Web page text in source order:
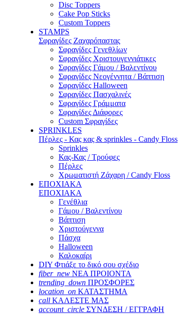
Disc Toppers
Cake Pop Sticks
Custom Toppers
STAMPS
Σφραγίδες Ζαχαρόπαστας
Σφραγίδες Γενεθλίων
Σφραγίδες Χριστουγεννιάτικες
Σφραγίδες Γάμου / Βαλεντίνου
Σφραγίδες Νεογέννητα / Βάπτιση
Σφραγίδες Halloween
Σφραγίδες Πασχαλινές
Σφραγίδες Γράμματα
Σφραγίδες Διάφορες
Custom Σφραγίδες
SPRINKLES
Πέρλες - Κας κας & sprinkles - Candy Floss
Sprinkles
Κας-Κας / Τρούφες
Πέρλες
Χρωματιστή Ζάχαρη / Candy Floss
ΕΠΟΧΙΑΚΑ
ΕΠΟΧΙΑΚΑ
Γενέθλια
Γάμου / Βαλεντίνου
Βάπτιση
Χριστούγεννα
Πάσχα
Halloween
Καλοκαίρι
DIY Φτιάξε το δικό σου σχέδιο
fiber_new ΝΕΑ ΠΡΟΙΟΝΤΑ
trending_down ΠΡΟΣΦΟΡΕΣ
location_on ΚΑΤΑΣΤΗΜΑ
call ΚΑΛΕΣΤΕ ΜΑΣ
account_circle ΣΥΝΔΕΣΗ / ΕΓΓΡΑΦΗ